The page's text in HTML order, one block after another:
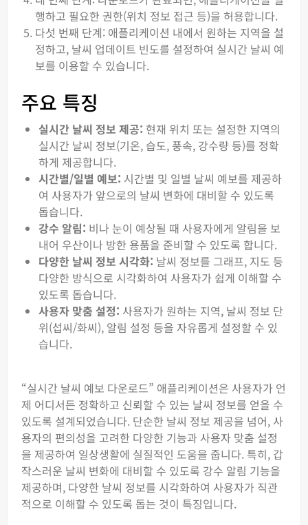
행하고 필요한 권한(위치 정보 접근 등)을 허용합니다.
다섯 번째 단계: 애플리케이션 내에서 원하는 지역을 설
정하고, 날씨 업데이트 빈도를 설정하여 실시간 날씨 예
보를 이용할 수 있습니다.
주요 특징
실시간 날씨 정보 제공: 현재 위치 또는 설정한 지역의
실시간 날씨 정보(기온, 습도, 풍속, 강수량 등)를 정확
하게 제공합니다.
시간별/일별 예보: 시간별 및 일별 날씨 예보를 제공하
여 사용자가 앞으로의 날씨 변화에 대비할 수 있도록
돕습니다.
강수 알림: 비나 눈이 예상될 때 사용자에게 알림을 보
내어 우산이나 방한 용품을 준비할 수 있도록 합니다.
다양한 날씨 정보 시각화: 날씨 정보를 그래프, 지도 등
다양한 방식으로 시각화하여 사용자가 쉽게 이해할 수
있도록 돕습니다.
사용자 맞춤 설정: 사용자가 원하는 지역, 날씨 정보 단
위(섭씨/화씨), 알림 설정 등을 자유롭게 설정할 수 있
습니다.
“실시간 날씨 예보 다운로드” 애플리케이션은 사용자가 언
제 어디서든 정확하고 신뢰할 수 있는 날씨 정보를 얻을 수
있도록 설계되었습니다. 단순한 날씨 정보 제공을 넘어, 사
용자의 편의성을 고려한 다양한 기능과 사용자 맞춤 설정
을 제공하여 일상생활에 실질적인 도움을 줍니다. 특히, 갑
작스러운 날씨 변화에 대비할 수 있도록 강수 알림 기능을
제공하며, 다양한 날씨 정보를 시각화하여 사용자가 직관
적으로 이해할 수 있도록 돕는 것이 특징입니다.